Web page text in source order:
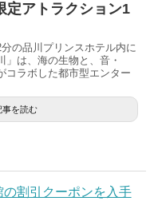
定アトラクション1
の品川プリンスホテル内に
は、海の生物と、音・
コラボした都市型エンター
事を読む
の割引クーポンを入手